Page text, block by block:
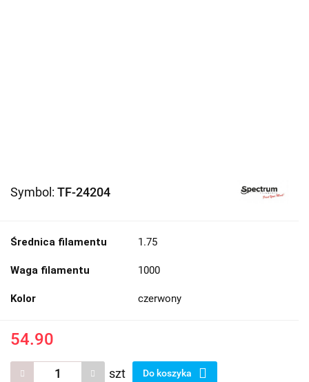
Symbol: TF-24204
Średnica filamentu 1.75
Waga filamentu 1000
Kolor czerwony
54.90
szt Do koszyka